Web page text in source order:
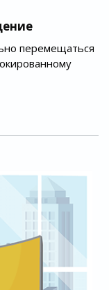
перемещаться